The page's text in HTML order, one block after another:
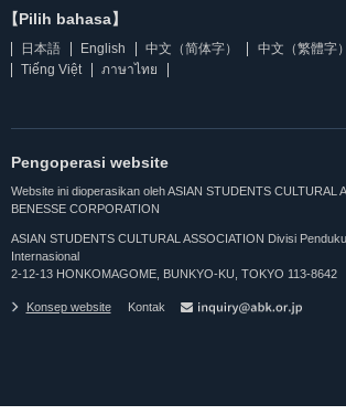
【Pilih bahasa】
日本語 English 中文（简体字） 中文（繁體字）
Tiếng Việt
ภาษาไทย
Pengoperasi website
Website ini dioperasikan oleh ASIAN STUDENTS CULTURAL
BENESSE CORPORATION
ASIAN STUDENTS CULTURAL ASSOCIATION Divisi
Internasional
2-12-13 HONKOMAGOME, BUNKYO-KU, TOKYO 113-8642
Konsep website Kontak